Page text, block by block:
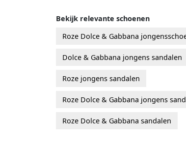
Bekijk relevante schoenen
Roze Dolce & Gabbana
Dolce & Gabbana jongens sandalen
Roze jongens sandalen
Roze Dolce & Gabbana jongens
Roze Dolce & Gabbana sandalen